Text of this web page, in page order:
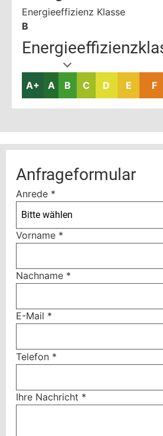
Energieeffizienz Klasse
B
A+ A B C D E F
Anfrageformular
Anrede *
Bitte wählen
Vorname *
Nachname *
E-Mail *
Telefon *
Ihre Nachricht *